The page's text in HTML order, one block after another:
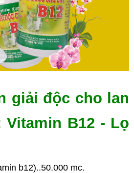
giải độc cho lan
Vitamin B12 - Lọ
b12)..50.000 mc.